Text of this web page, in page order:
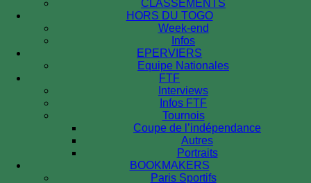
CLASSEMENTS
HORS DU TOGO
Week-end
Infos
EPERVIERS
Equipe Nationales
FTF
Interviews
Infos FTF
Tournois
Coupe de l’indépendance
Autres
Portraits
BOOKMAKERS
Paris Sportifs